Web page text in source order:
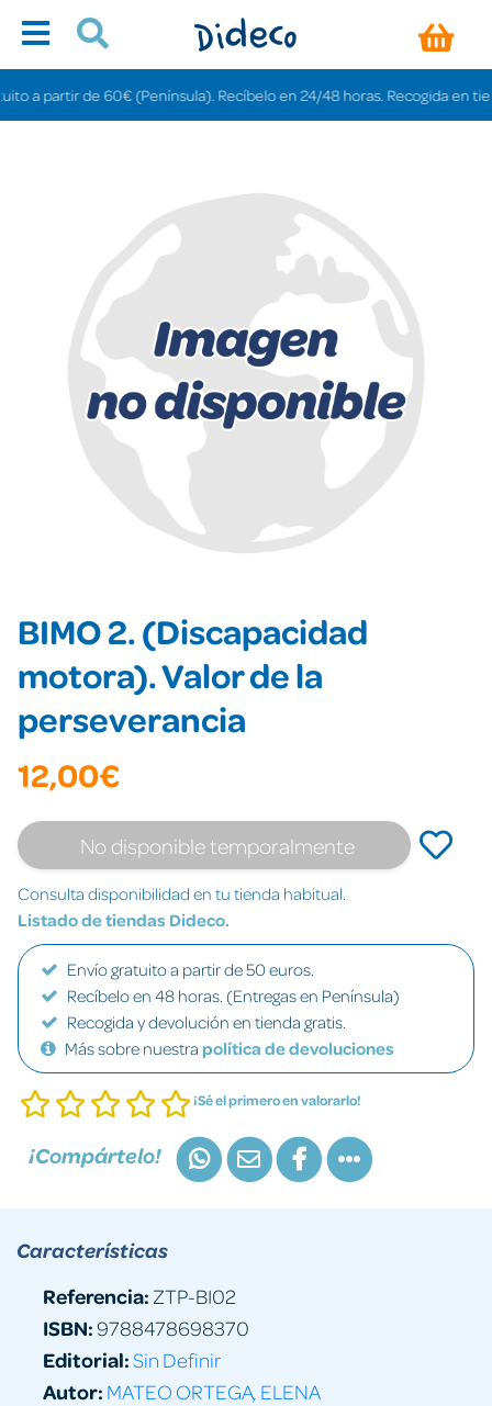
partir de 60€ (Península). Recíbelo en 24/48 horas. Recogida en
BIMO 2. (Discapacidad
motora). Valor de la
perseverancia
12,00€
No disponible temporalmente
Consulta disponibilidad en tu tienda habitual.
Listado de tiendas Dideco.
Envío gratuito a partir de 50 euros.
Recíbelo en 48 horas. (Entregas en Península)
Recogida y devolución en tienda gratis.
Más sobre nuestra política de devoluciones
¡Sé el primero en valorarlo!
¡Compártelo!
Características
Referencia: ZTP-BI02
ISBN:9788478698370
Editorial:Sin Definir
Autor: MATEO ORTEGA, ELENA